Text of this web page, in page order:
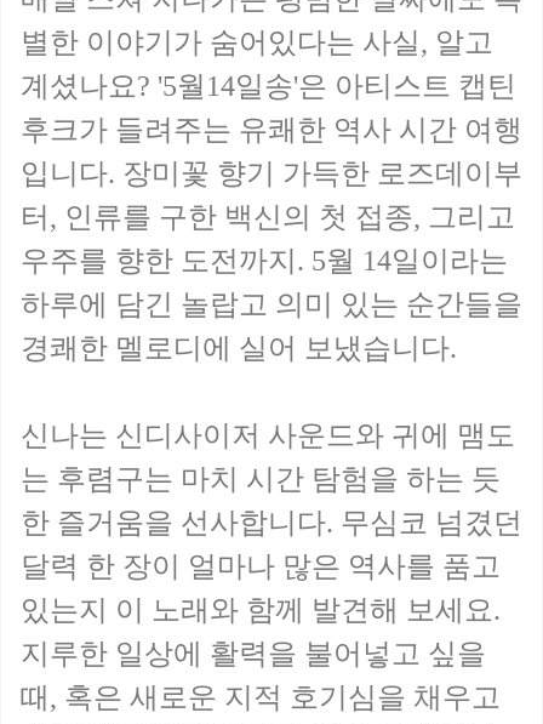
별한 이야기가 숨어있다는 사실, 알고
계셨나요? '5월14일송'은 아티스트 캡틴
후크가 들려주는 유쾌한 역사 시간 여행
입니다. 장미꽃 향기 가득한 로즈데이부
터, 인류를 구한 백신의 첫 접종, 그리고
우주를 향한 도전까지. 5월 14일이라는
하루에 담긴 놀랍고 의미 있는 순간들을
경쾌한 멜로디에 실어 보냈습니다.
신나는 신디사이저 사운드와 귀에 맴도
는 후렴구는 마치 시간 탐험을 하는 듯
한 즐거움을 선사합니다. 무심코 넘겼던
달력 한 장이 얼마나 많은 역사를 품고
있는지 이 노래와 함께 발견해 보세요.
지루한 일상에 활력을 불어넣고 싶을
때, 혹은 새로운 지적 호기심을 채우고